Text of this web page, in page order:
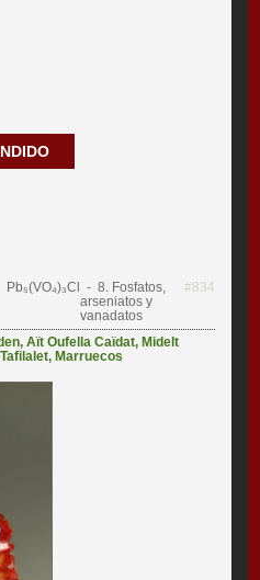
Pb₅(VO₄)₃Cl
- 8. Fosfatos,
arseniatos y
vanadatos
#834
,Aït Oufella Caïdat, Midelt
, Marruecos